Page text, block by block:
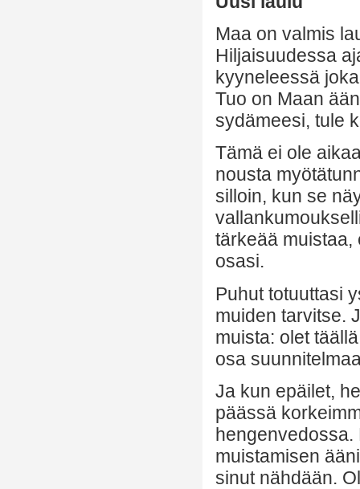
Maa on valmis
Hiljaisuudessa
kyyneleessä
Tuo on Maan
sydämeesi, tule
Tämä ei ole
nousta
silloin, kun se
tärkeää muistaa,
osasi.
Puhut totuuttasi
muiden tarvitse.
muista: olet
osa
Ja kun epäilet,
päässä
hengenvedossa.
muistamisen
sinut nähdään.